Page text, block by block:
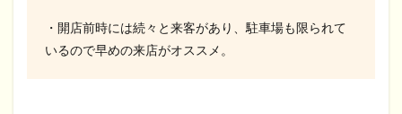
・開店前時には続々と来客があり、駐車場も限られて
いるので早めの来店がオススメ。